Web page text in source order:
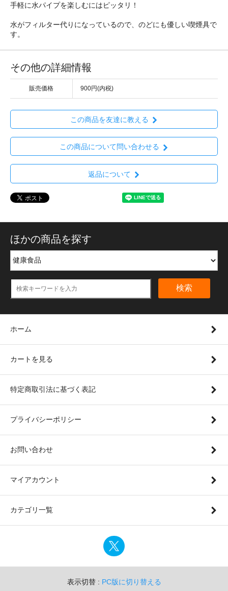
手軽に水パイプを楽しむにはピッタリ！
水がフィルター代りになっているので、のどにも優しい喫煙具で
す。
その他の詳細情報
販売価格 900円(内税)
この商品を友達に教える
この商品について問い合わせる
返品について
ほかの商品を探す
検索
ホーム
カートを見る
特定商取引法に基づく表記
プライバシーポリシー
お問い合わせ
マイアカウント
カテゴリ一覧
表示切替 : PC版に切り替える